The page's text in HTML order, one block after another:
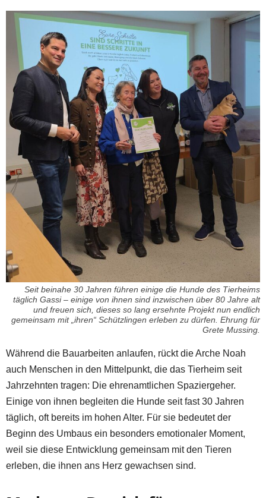
Seit beinahe 30 Jahren führen einige die Hunde des Tierheims
täglich Gassi – einige von ihnen sind inzwischen über 80 Jahre alt
und freuen sich, dieses so lang ersehnte Projekt nun endlich
gemeinsam mit „ihren“ Schützlingen erleben zu dürfen. Ehrung für
Grete Mussing.
Während die Bauarbeiten anlaufen, rückt die Arche Noah
auch Menschen in den Mittelpunkt, die das Tierheim seit
Jahrzehnten tragen: Die ehrenamtlichen Spaziergeher.
Einige von ihnen begleiten die Hunde seit fast 30 Jahren
täglich, oft bereits im hohen Alter. Für sie bedeutet der
Beginn des Umbaus ein besonders emotionaler Moment,
weil sie diese Entwicklung gemeinsam mit den Tieren
erleben, die ihnen ans Herz gewachsen sind.